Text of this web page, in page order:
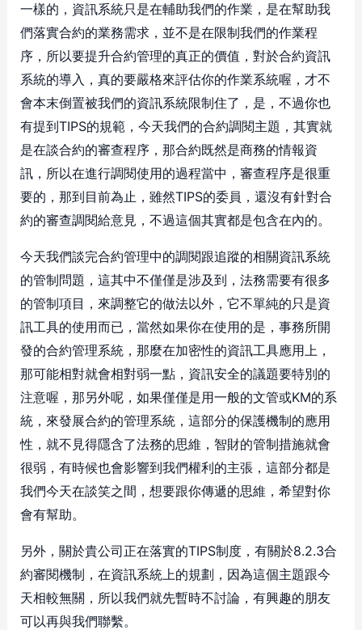
一樣的，資訊系統只是在輔助我們的作業，是在幫助我
們落實合約的業務需求，並不是在限制我們的作業程
序，所以要提升合約管理的真正的價值，對於合約資訊
系統的導入，真的要嚴格來評估你的作業系統喔，才不
會本末倒置被我們的資訊系統限制住了，是，不過你也
有提到TIPS的規範，今天我們的合約調閱主題，其實就
是在談合約的審查程序，那合約既然是商務的情報資
訊，所以在進行調閱使用的過程當中，審查程序是很重
要的，那到目前為止，雖然TIPS的委員，還沒有針對合
約的審查調閱給意見，不過這個其實都是包含在內的。
今天我們談完合約管理中的調閱跟追蹤的相關資訊系統
的管制問題，這其中不僅僅是涉及到，法務需要有很多
的管制項目，來調整它的做法以外，它不單純的只是資
訊工具的使用而已，當然如果你在使用的是，事務所開
發的合約管理系統，那麼在加密性的資訊工具應用上，
那可能相對就會相對弱一點，資訊安全的議題要特別的
注意喔，那另外呢，如果僅僅是用一般的文管或KM的系
統，來發展合約的管理系統，這部分的保護機制的應用
性，就不見得隱含了法務的思維，智財的管制措施就會
很弱，有時候也會影響到我們權利的主張，這部分都是
我們今天在談笑之間，想要跟你傳遞的思維，希望對你
會有幫助。
另外，關於貴公司正在落實的TIPS制度，有關於8.2.3合
約審閱機制，在資訊系統上的規劃，因為這個主題跟今
天相較無關，所以我們就先暫時不討論，有興趣的朋友
可以再與我們聯繫。